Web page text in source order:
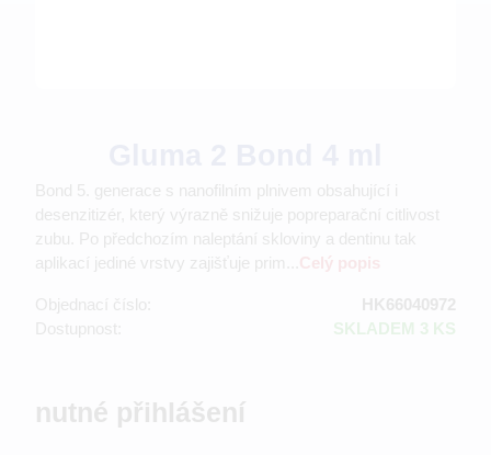
Bond 5. generace s nanofilním plnivem obsahující i
desenzitizér, který výrazně snižuje popreparační citlivost
zubu. Po předchozím naleptání skloviny a dentinu tak
aplikací jediné vrstvy zajišťuje prim...
Objednací číslo:
HK66040972
Dostupnost:
SKLADEM 3 KS
nutné přihlášení